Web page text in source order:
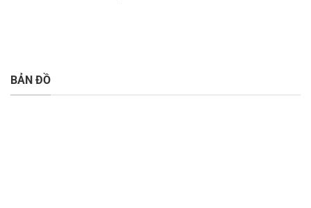
BẢN ĐỒ